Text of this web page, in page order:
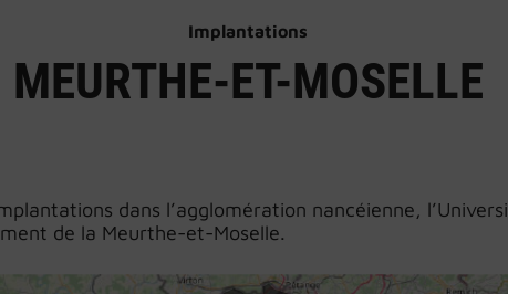
Handicap
Implantations
MEURTHE-ET-MOSELLE
dans l’agglomération nancéienne,
de la Meurthe-et-Moselle.